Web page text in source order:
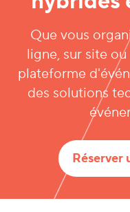
Que vous
ligne, sur site
plateforme
des solutions
Réserver